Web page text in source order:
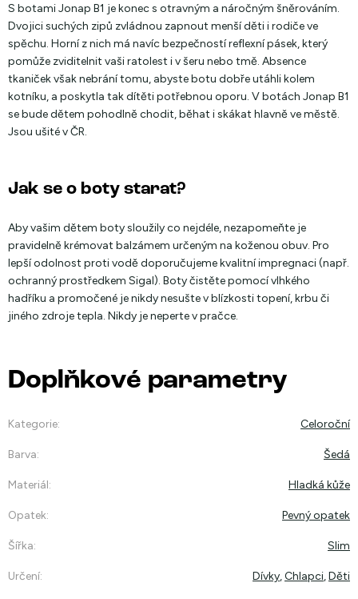
S botami Jonap B1 je konec s otravným a náročným šněrováním.
Dvojici suchých zipů zvládnou zapnout menší děti i rodiče ve
spěchu. Horní z nich má navíc bezpečností reflexní pásek, který
pomůže zviditelnit vaši ratolest i v šeru nebo tmě. Absence
tkaniček však nebrání tomu, abyste botu dobře utáhli kolem
kotníku, a poskytla tak dítěti potřebnou oporu. V botách Jonap B1
se bude dětem pohodlně chodit, běhat i skákat hlavně ve městě.
Jsou ušité v ČR.
Jak se o boty starat?
Aby vašim dětem boty sloužily co nejdéle, nezapomeňte je
pravidelně krémovat balzámem určeným na koženou obuv. Pro
lepší odolnost proti vodě doporučujeme kvalitní impregnaci (např.
ochranný prostředkem Sigal). Boty čistěte pomocí vlhkého
hadříku a promočené je nikdy nesušte v blízkosti topení, krbu či
jiného zdroje tepla. Nikdy je neperte v pračce.
Doplňkové parametry
Kategorie: Celoroční
Barva: Šedá
Materiál: Hladká kůže
Opatek: Pevný opatek
Šířka: Slim
Určení: Dívky,Chlapci,Děti